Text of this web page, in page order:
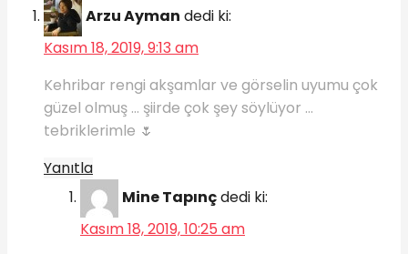
Arzu Ayman dedi ki:
Kasım 18, 2019, 9:13 am
Kehribar rengi akşamlar ve görselin uyumu çok
güzel olmuş … şiirde çok şey söylüyor …
tebriklerimle 🌷
Yanıtla
Mine Tapınçdedi ki:
Kasım 18, 2019, 10:25 am